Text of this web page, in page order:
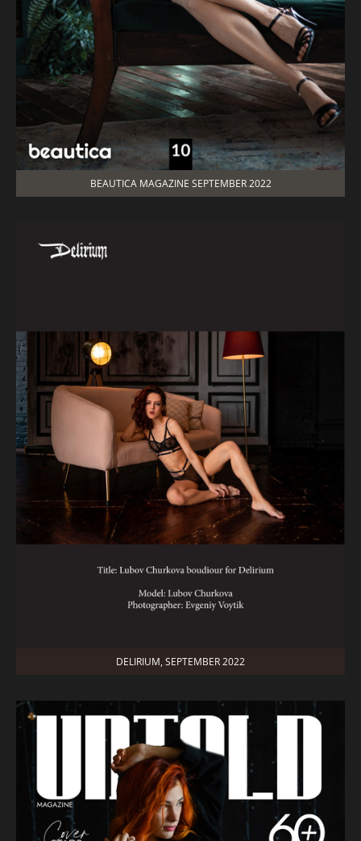
BEAUTICA MAGAZINE SEPTEMBER 2022
DELIRIUM, SEPTEMBER 2022